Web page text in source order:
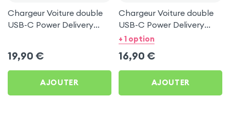
Chargeur Voiture double
USB-C Power Delivery
19,90 €
AJOUTER
Chargeur Voiture double
USB-C Power Delivery
20W - Swissten pour
+ 1 option
16,90 €
AJOUTER